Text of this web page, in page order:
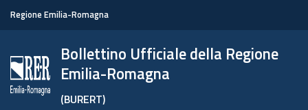
Regione Emilia-Romagna
Bollettino Ufficiale della Regione
Emilia-Romagna
(BURERT)